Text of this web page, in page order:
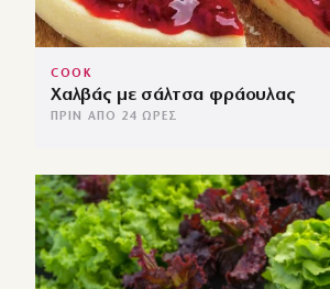
COOK
Χαλβάς με σάλτσα φράουλας
ΠΡΙΝ ΑΠΌ 24 ΏΡΕΣ